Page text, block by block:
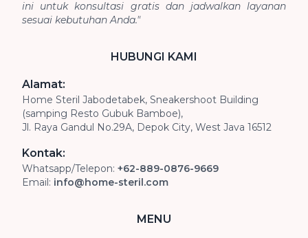
ini untuk konsultasi gratis dan jadwalkan layanan
sesuai kebutuhan Anda."
HUBUNGI KAMI
Alamat:
Home Steril Jabodetabek, Sneakershoot Building
(samping Resto Gubuk Bamboe),
Jl. Raya Gandul No.29A, Depok City, West Java 16512
Kontak:
Whatsapp/Telepon: +62-889-0876-9669
Email: info@home-steril.com
MENU